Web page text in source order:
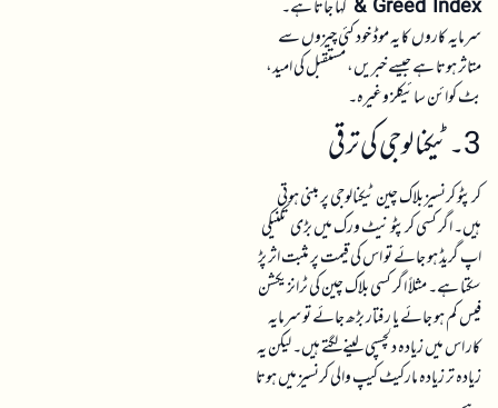
بٹ کوائن سائیکلز وغیرہ۔
3۔ ٹیکنالوجی کی ترقی
کرپٹو کرنسیز بلاک چین ٹیکنالوجی پر مبنی ہوتی
ہیں۔ اگر کسی کرپٹو نیٹ ورک میں بڑی تکنیکی
اپ گریڈ ہو جائے تو اس کی قیمت پر مثبت اثر پڑ
سکتا ہے۔ مثلاً اگر کسی بلاک چین کی ٹرانزیکشن
فیس کم ہو جائے یا رفتار بڑھ جائے تو سرمایہ
کار اس میں زیادہ دلچسپی لینے لگتے ہیں۔ لیکن یہ
زیادہ تر زیادہ مارکیٹ کیپ والی کرنسیز میں ہوتا
ہے۔
4۔ حکومتی قوانین